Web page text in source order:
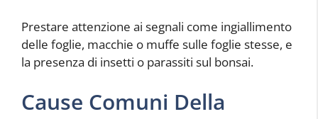
Prestare attenzione ai segnali come ingiallimento
delle foglie, macchie o muffe sulle foglie stesse, e
la presenza di insetti o parassiti sul bonsai.
Cause Comuni Della